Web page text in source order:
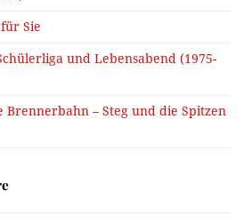
Sie
und Lebensabend (1975-
– Steg und die Spitzen